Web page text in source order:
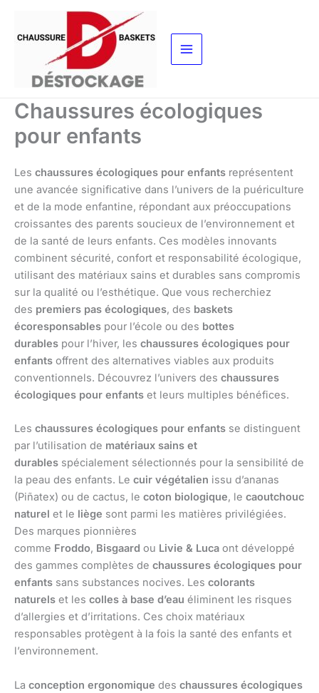
contenu
Chaussures écologiques
pour enfants
Les chaussures écologiques pour enfants représentent
une avancée significative dans l’univers de la puériculture
et de la mode enfantine, répondant aux préoccupations
croissantes des parents soucieux de l’environnement et
de la santé de leurs enfants. Ces modèles innovants
combinent sécurité, confort et responsabilité écologique,
utilisant des matériaux sains et durables sans compromis
sur la qualité ou l’esthétique. Que vous recherchiez
des premiers pas écologiques, des baskets
écoresponsables pour l’école ou des bottes
durables pour l’hiver, les chaussures écologiques pour
enfants offrent des alternatives viables aux produits
conventionnels. Découvrez l’univers des chaussures
écologiques pour enfants et leurs multiples bénéfices.
Les chaussures écologiques pour enfants se distinguent
par l’utilisation de matériaux sains et
durables spécialement sélectionnés pour la sensibilité de
la peau des enfants. Le cuir végétalien issu d’ananas
(Piñatex) ou de cactus, le coton biologique, le caoutchouc
naturel et le liège sont parmi les matières privilégiées.
Des marques pionnières
comme Froddo, Bisgaard ou Livie & Luca ont développé
des gammes complètes de chaussures écologiques pour
enfants sans substances nocives. Les colorants
naturels et les colles à base d’eau éliminent les risques
d’allergies et d’irritations. Ces choix matériaux
responsables protègent à la fois la santé des enfants et
l’environnement.
La conception ergonomique des chaussures écologiques